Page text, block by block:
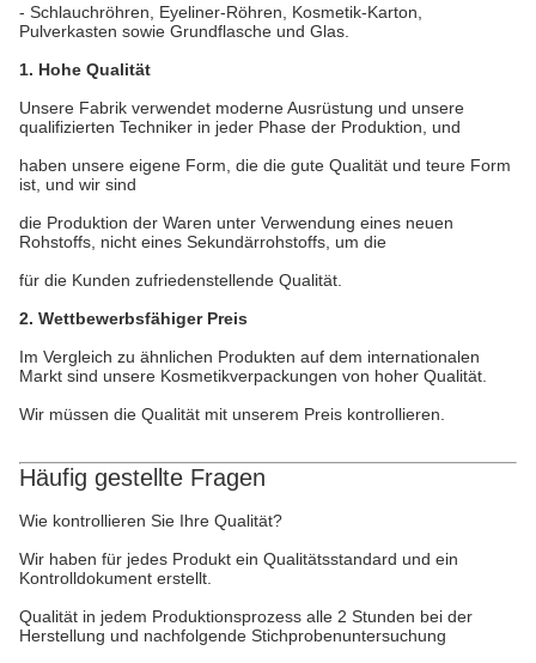
- Schlauchröhren, Eyeliner-Röhren, Kosmetik-Karton,
Pulverkasten sowie Grundflasche und Glas.
1. Hohe Qualität
Unsere Fabrik verwendet moderne Ausrüstung und unsere
qualifizierten Techniker in jeder Phase der Produktion, und
haben unsere eigene Form, die die gute Qualität und teure Form
ist, und wir sind
die Produktion der Waren unter Verwendung eines neuen
Rohstoffs, nicht eines Sekundärrohstoffs, um die
für die Kunden zufriedenstellende Qualität.
2. Wettbewerbsfähiger Preis
Im Vergleich zu ähnlichen Produkten auf dem internationalen
Markt sind unsere Kosmetikverpackungen von hoher Qualität.
Wir müssen die Qualität mit unserem Preis kontrollieren.
Häufig gestellte Fragen
Wie kontrollieren Sie Ihre Qualität?
Wir haben für jedes Produkt ein Qualitätsstandard und ein
Kontrolldokument erstellt.
Qualität in jedem Produktionsprozess alle 2 Stunden bei der
Herstellung und nachfolgende Stichprobenuntersuchung